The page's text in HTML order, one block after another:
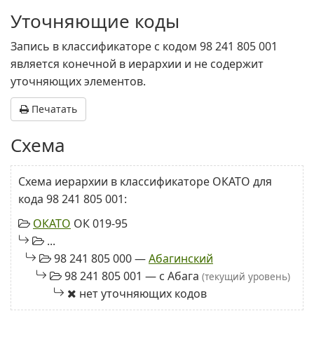
Уточняющие коды
Запись в классификаторе с кодом 98 241 805 001
является конечной в иерархии и не содержит
уточняющих элементов.
Печатать
Схема
Схема иерархии в классификаторе ОКАТО для
кода 98 241 805 001:
ОКАТО ОК 019-95
...
98 241 805 000 —Абагинский
98 241 805 001 — с Абага (текущий уровень)
нет уточняющих кодов